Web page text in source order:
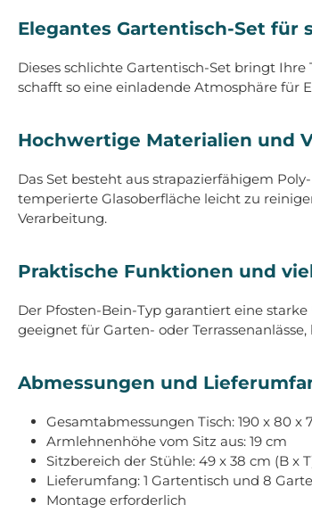
Elegantes Gartentisch-Set für
Dieses schlichte Gartentisch-Set bringt
schafft so eine einladende Atmosphäre für
Hochwertige Materialien und
Das Set besteht aus strapazierfähigem
temperierte Glasoberfläche leicht zu
Verarbeitung.
Praktische Funktionen und
Der Pfosten-Bein-Typ garantiert eine
geeignet für Garten- oder
Abmessungen und
Gesamtabmessungen Tisch: 190 x 80 x
Armlehnenhöhe vom Sitz aus: 19 cm
Sitzbereich der Stühle: 49 x 38 cm (B x
Lieferumfang: 1 Gartentisch und 8
Montage erforderlich